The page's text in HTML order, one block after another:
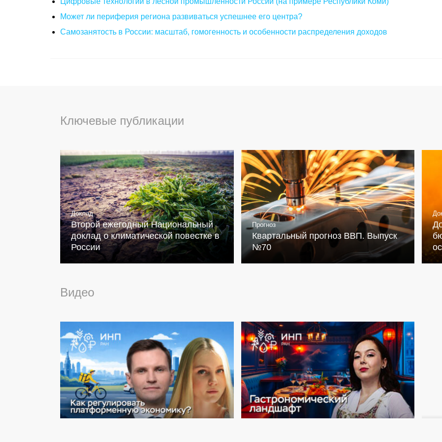
Может ли периферия региона развиваться успешнее его центра?
Самозанятость в России: масштаб, гомогенность и особенности распределения доходов
Ключевые публикации
Доклад
Второй ежегодный Национальный
доклад о климатической повестке в
России
Прогноз
Квартальный прогноз ВВП. Выпуск
№70
Видео